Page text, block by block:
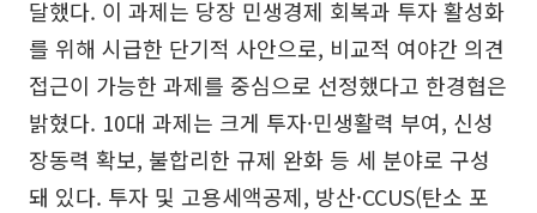
달했다. 이 과제는 당장 민생경제 회복과 투자 활성화
를 위해 시급한 단기적 사안으로, 비교적 여야간 의견
접근이 가능한 과제를 중심으로 선정했다고 한경협은
밝혔다. 10대 과제는 크게 투자·민생활력 부여, 신성
장동력 확보, 불합리한 규제 완화 등 세 분야로 구성
돼 있다. 투자 및 고용세액공제, 방산·CCUS(탄소 포